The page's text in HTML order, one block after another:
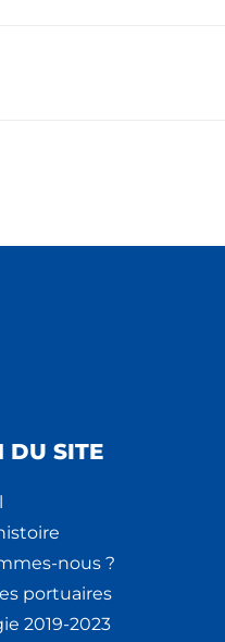
DU SITE
nous ?
portuaires
2019-2023